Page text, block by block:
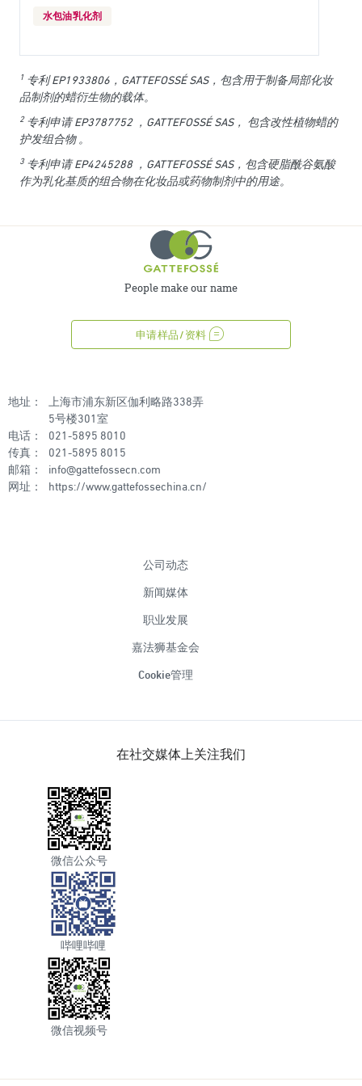
水包油乳化剂
1 专利 EP1933806，GATTEFOSSÉ SAS，包含用于制备局部化妆
品制剂的蜡衍生物的载体。
2 专利申请 EP3787752 ，GATTEFOSSÉ SAS，
包含改性植物蜡的
护发组合物 。
3 专利申请 EP4245288 ，GATTEFOSSÉ SAS，包含硬脂酰谷氨酸
作为乳化基质的组合物在化妆品或药物制剂中的用途。
People make our name
申请样品/资料
地址：
电话：
传真：
邮箱：
网址：
上海市浦东新区伽利略路338弄
5号楼301室
021-5895 8010
021-5895 8015
info@gattefossecn.com
https://www.gattefossechina.cn/
公司动态
新闻媒体
职业发展
嘉法狮基金会
Cookie管理
在社交媒体上关注我们
微信公众号
哔哩哔哩
微信视频号